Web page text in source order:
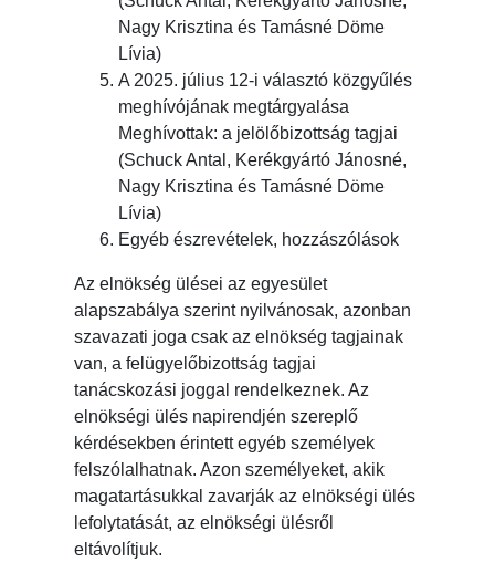
Nagy Krisztina és Tamásné Döme
Lívia)
A 2025. július 12-i választó közgyűlés
meghívójának megtárgyalása
Meghívottak: a jelölőbizottság tagjai
(Schuck Antal, Kerékgyártó Jánosné,
Nagy Krisztina és Tamásné Döme
Lívia)
Egyéb észrevételek, hozzászólások
Az elnökség ülései az egyesület
alapszabálya szerint nyilvánosak, azonban
szavazati joga csak az elnökség tagjainak
van, a felügyelőbizottság tagjai
tanácskozási joggal rendelkeznek. Az
elnökségi ülés napirendjén szereplő
kérdésekben érintett egyéb személyek
felszólalhatnak. Azon személyeket, akik
magatartásukkal zavarják az elnökségi ülés
lefolytatását, az elnökségi ülésről
eltávolítjuk.